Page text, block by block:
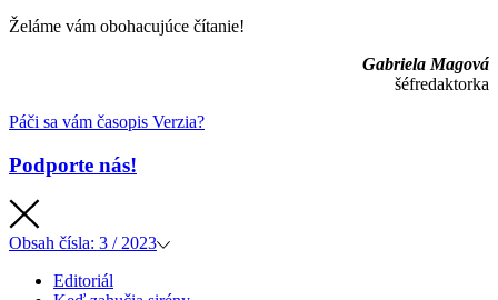
Želáme vám obohacujúce čítanie!
Gabriela Magová
šéfredaktorka
Páči sa vám časopis Verzia?
Podporte nás!
Obsah čísla: 3 / 2023
Editoriál